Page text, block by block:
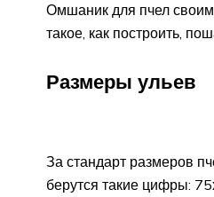
Омшаник для пчел
такое, как построить,
Размеры ульев
За стандарт размеров
берутся такие цифры: